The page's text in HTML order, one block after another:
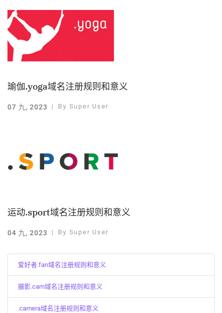
瑜伽.yoga域名注册规则和意义
07 九, 2023 By Super User
运动.sport域名注册规则和意义
04 九, 2023 By Super User
爱好者.fan域名注册规则和意义
摄影.cam域名注册规则和意义
.camera域名注册规则和意义